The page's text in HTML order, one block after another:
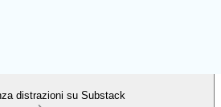
distrazioni su Substack